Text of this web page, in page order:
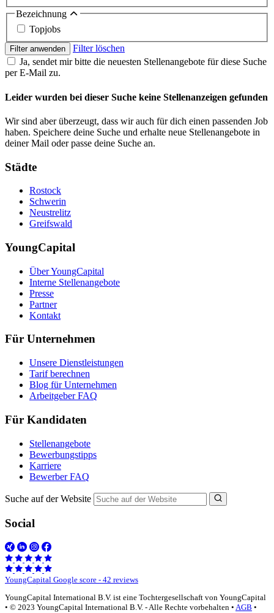
Bezeichnung
Topjobs
Filter anwenden
Filter löschen
Ja, sendet mir bitte die neuesten Stellenangebote für diese Suche
per E-Mail zu.
Leider wurden bei dieser Suche keine Stellenanzeigen gefunden
Wir sind aber überzeugt, dass wir auch für dich einen passenden Job
haben. Speichere deine Suche und erhalte neue Stellenangebote in
deiner Mail oder passe deine Suche an.
Städte
Rostock
Schwerin
Neustrelitz
Greifswald
YoungCapital
Über YoungCapital
Interne Stellenangebote
Presse
Partner
Kontakt
Für Unternehmen
Unsere Dienstleistungen
Tarif berechnen
Blog für Unternehmen
Arbeitgeber FAQ
Für Kandidaten
Stellenangebote
Bewerbungstipps
Karriere
Bewerber FAQ
Suche auf der Website
Social
YoungCapital Google score - 42 reviews
YoungCapital International B.V. ist eine Tochtergesellschaft von YoungCapital
• © 2023 YoungCapital International B.V. - Alle Rechte vorbehalten • AGB •